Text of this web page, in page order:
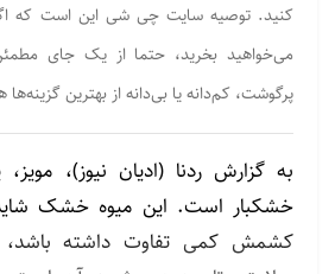
کنید. توصیه سایت چی شی این است که
می‌خواهید بخرید، حتما از یک جای
پرگوشت، کم‌دانه یا بی‌دانه از بهترین
به گزارش ردنا (ادیان نیوز)،
خشکبار است. این میوه خشک
کشمش کمی تفاوت داشته باشد،